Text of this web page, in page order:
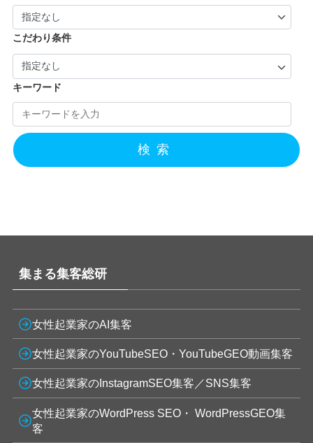
こだわり条件
キーワード
検索
集まる集客総研
女性起業家のAI集客
女性起業家のYouTubeSEO・YouTubeGEO動画集客
女性起業家のInstagramSEO集客／SNS集客
女性起業家のWordPress SEO・ WordPressGEO集
客